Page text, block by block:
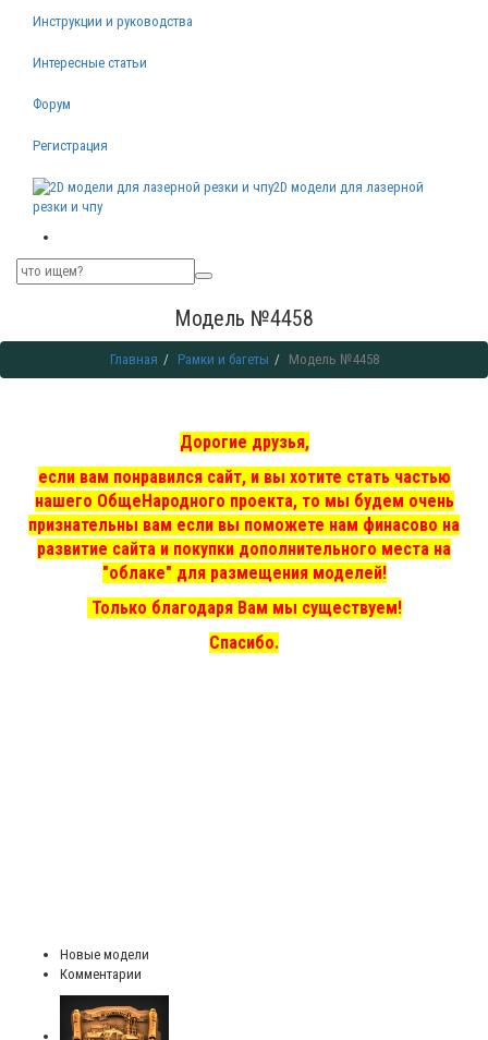
Инструкции и руководства
Интересные статьи
Форум
Регистрация
2D модели для лазерной
резки и чпу
Модель №4458
Главная Рамки и багеты Модель №4458
Дорогие друзья,
если вам понравился сайт, и вы хотите стать частью
нашего ОбщеНародного проекта, то мы будем очень
признательны вам если вы поможете нам финасово на
развитие сайта и покупки дополнительного места на
"облаке" для размещения моделей!
Только благодаря Вам мы существуем!
Спасибо.
Новые модели
Комментарии